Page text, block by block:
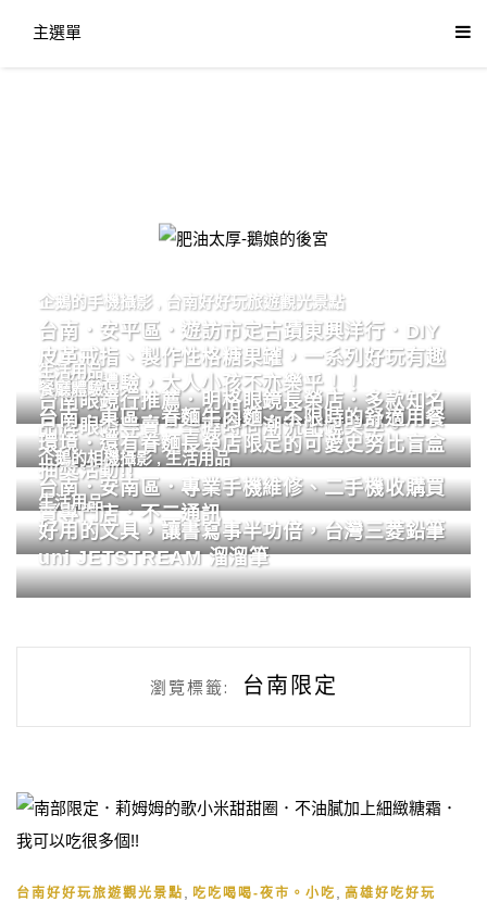
主選單
肥油太厚-鵝娘的後宮
企鵝的手機攝影 台南好好玩旅遊觀光景點
台南．安平區．遊訪市定古蹟東興洋行．DIY
皮革戒指、製作性格糖果罐，一系列好玩有趣
的手作體驗，大人小孩不亦樂乎！！
生活用品
台南眼鏡行推薦．明格眼鏡長榮店．多款知名
品牌眼鏡專賣．掌握時尚潮流配鏡美學。
餐廳體驗
台南．東區．眷麵牛肉麵．不限時的舒適用餐
環境．還有眷麵長榮店限定的可愛史努比盲盒
抽獎活動!!
企鵝的相機攝影,生活用品
台南．安南區．專業手機維修、二手機收購買
賣專門店．不二通訊
生活用品
好用的文具，讓書寫事半功倍，台灣三菱鉛筆
uni JETSTREAM 溜溜筆
瀏覽標籤: 台南限定
台南好好玩旅遊觀光景點 吃吃喝喝-夜市。小吃 高雄好吃好玩